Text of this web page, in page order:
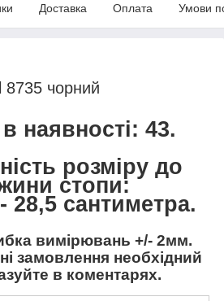
Доставка Оплата Умови
8735 чорний
наявності: 43.
розміру до
стопи:
28,5 сантиметра.
вимірювань +/- 2мм.
замовлення необхідний
в коментарях.